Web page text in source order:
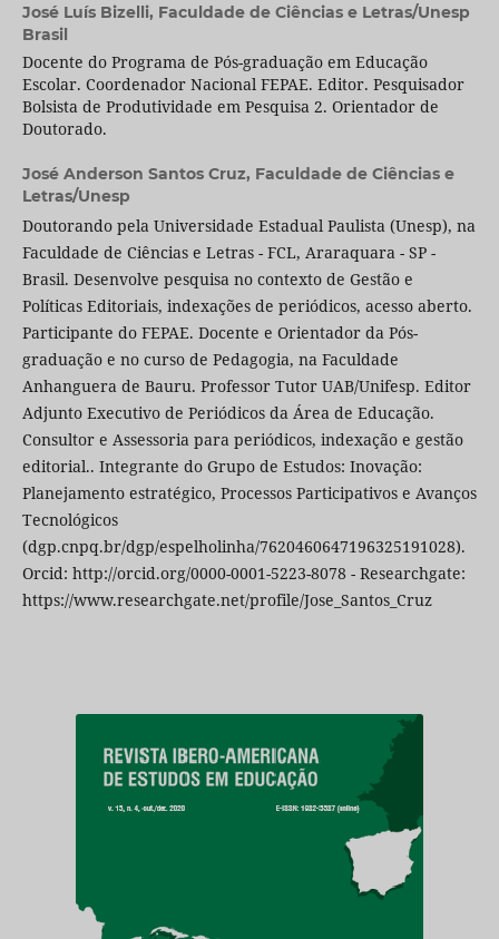
José Luís Bizelli, Faculdade de Ciências e Letras/Unesp
Brasil
Docente do Programa de Pós-graduação em Educação
Escolar. Coordenador Nacional FEPAE. Editor. Pesquisador
Bolsista de Produtividade em Pesquisa 2. Orientador de
Doutorado.
José Anderson Santos Cruz, Faculdade de Ciências e
Letras/Unesp
Doutorando pela Universidade Estadual Paulista (Unesp), na
Faculdade de Ciências e Letras - FCL, Araraquara - SP -
Brasil. Desenvolve pesquisa no contexto de Gestão e
Políticas Editoriais, indexações de periódicos, acesso aberto.
Participante do FEPAE. Docente e Orientador da Pós-
graduação e no curso de Pedagogia, na Faculdade
Anhanguera de Bauru. Professor Tutor UAB/Unifesp. Editor
Adjunto Executivo de Periódicos da Área de Educação.
Consultor e Assessoria para periódicos, indexação e gestão
editorial.. Integrante do Grupo de Estudos: Inovação:
Planejamento estratégico, Processos Participativos e Avanços
Tecnológicos
(dgp.cnpq.br/dgp/espelholinha/7620460647196325191028).
Orcid: http://orcid.org/0000-0001-5223-8078 - Researchgate:
https://www.researchgate.net/profile/Jose_Santos_Cruz